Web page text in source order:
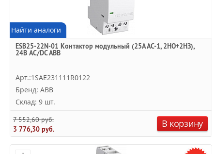
Найти аналоги
ESB25-22N-01 Контактор модульный (25А АС-1, 2НО+2НЗ),
24В AC/DC ABB
Арт.:1SAE231111R0122
Бренд: ABB
Склад: 9 шт.
7 552,60 руб.
3 776,30 руб.
В корзину